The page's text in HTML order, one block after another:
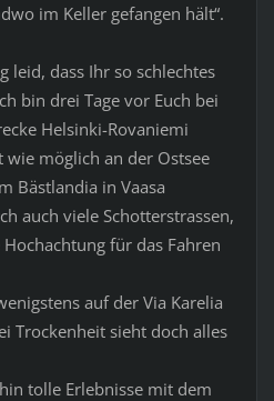
im Keller gefangen hält“.
leid, dass Ihr so schlechtes
bin drei Tage vor Euch bei
Helsinki-Rovaniemi
möglich an der Ostsee
Bästlandia in Vaasa
auch viele Schotterstrassen,
für das Fahren
auf der Via Karelia
Trockenheit sieht doch alles
tolle Erlebnisse mit dem